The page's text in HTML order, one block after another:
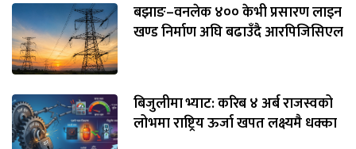
बझाङ–वनलेक ४०० केभी प्रसारण लाइन
खण्ड निर्माण अघि बढाउँदै आरपिजिसिएल
बिजुलीमा भ्याट: करिब ४ अर्ब राजस्वको
लोभमा राष्ट्रिय ऊर्जा खपत लक्ष्यमै धक्का